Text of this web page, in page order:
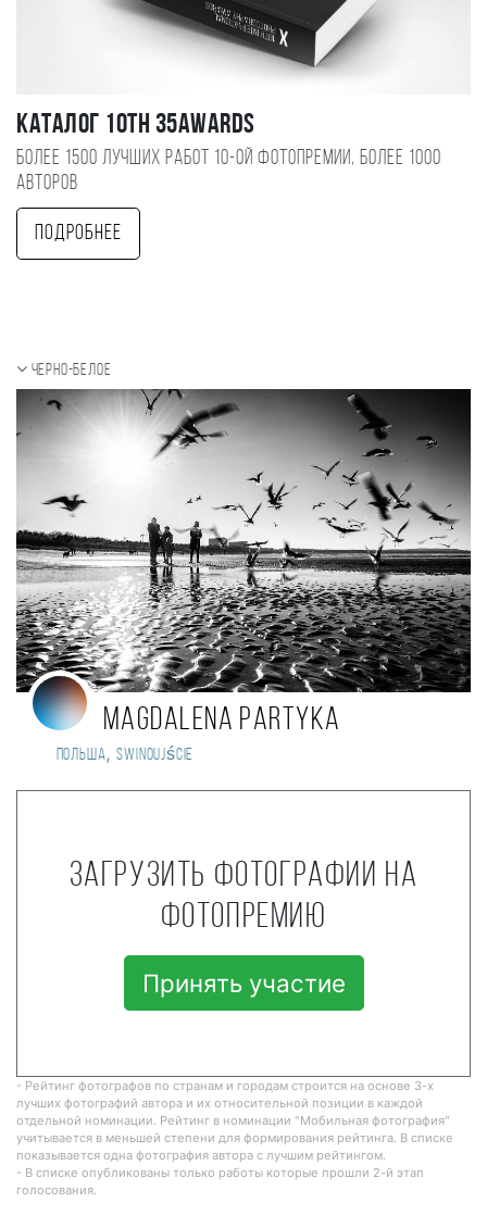
Каталог 10TH 35AWARDS
Более 1500 лучших работ 10-ой фотопремии, более 1000
авторов
Подробнее
Черно-белое
Magdalena Partyka
Польша, Swinoujście
Загрузить фотографии на
фотопремию
Принять участие
- Рейтинг фотографов по странам и городам строится на основе 3-х
лучших фотографий автора и их относительной позиции в каждой
отдельной номинации. Рейтинг в номинации "Мобильная фотография"
учитывается в меньшей степени для формирования рейтинга. В списке
показывается одна фотография автора с лучшим рейтингом.
- В списке опубликованы только работы которые прошли 2-й этап
голосования.